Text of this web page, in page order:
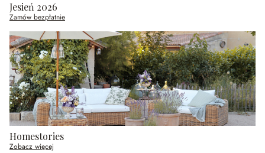
Jesień 2026
Zamów bezpłatnie
Homestories
Zobacz więcej